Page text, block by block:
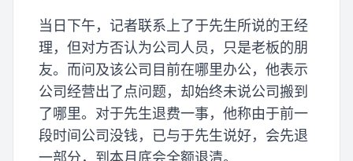
当日下午，记者联系上了于先生所说的王经
理，但对方否认为公司人员，只是老板的朋
友。而问及该公司目前在哪里办公，他表示
公司经营出了点问题，却始终未说公司搬到
了哪里。对于先生退费一事，他称由于前一
段时间公司没钱，已与于先生说好，会先退
一部分，到本月底会全额退清。